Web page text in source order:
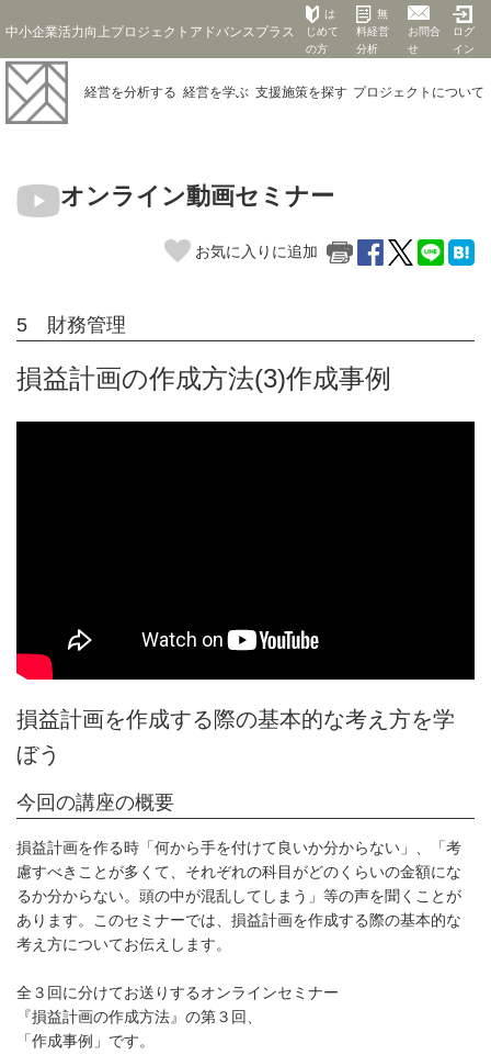
中小企業活力向上プロジェクトアドバンスプラス
は
じめて
の方
無
料経営
分析
お問合
せ
ログ
イン
経営を分析する 経営を学ぶ 支援施策を探す プロジェクト について
オンライン動画セミナー
お気に入りに追加
5 財務管理
損益計画の作成方法(3)作成事例
損益計画を作成する際の基本的な考え方を学
ぼう
今回の講座の概要
損益計画を作る時「何から手を付けて良いか分からない」、「考
慮すべきことが多くて、それぞれの科目がどのくらいの金額にな
るか分からない。頭の中が混乱してしまう」等の声を聞くことが
あります。このセミナーでは、損益計画を作成する際の基本的な
考え方についてお伝えします。
全３回に分けてお送りするオンラインセミナー
『損益計画の作成方法』の第３回、
「作成事例」です。